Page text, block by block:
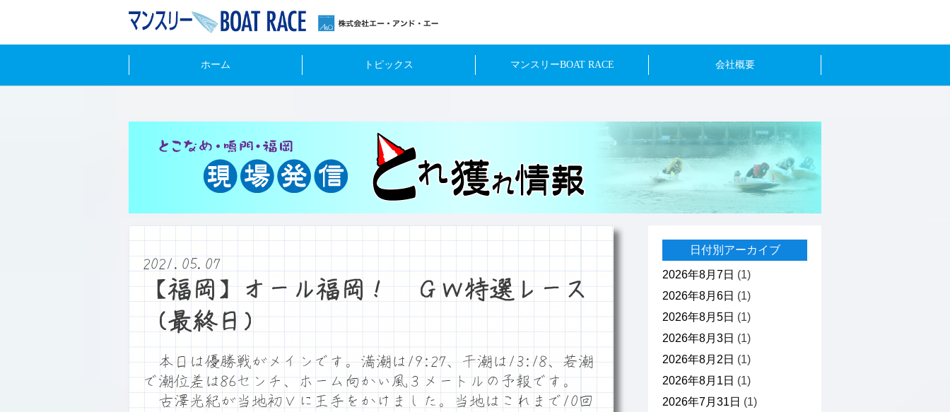
ホーム トピックス マンスリーBOAT RACE 会社概要
2021.05.07
【福岡】オール福岡！ ＧＷ特選レース
（最終日）
本日は優勝戦がメインです。満潮は19:27、干潮は13:18、若潮
で潮位差は86センチ、ホーム向かい風３メートルの予報です。
古澤光紀が当地初Ｖに王手をかけました。当地はこれまで10回
日付別アーカイブ
2026年8月7日 (1)
2026年8月6日 (1)
2026年8月5日 (1)
2026年8月3日 (1)
2026年8月2日 (1)
2026年8月1日 (1)
2026年7月31日 (1)